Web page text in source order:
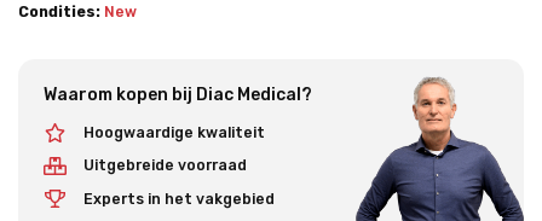
Condities: New
Waarom kopen bij Diac Medical?
Hoogwaardige kwaliteit
Uitgebreide voorraad
Experts in het vakgebied